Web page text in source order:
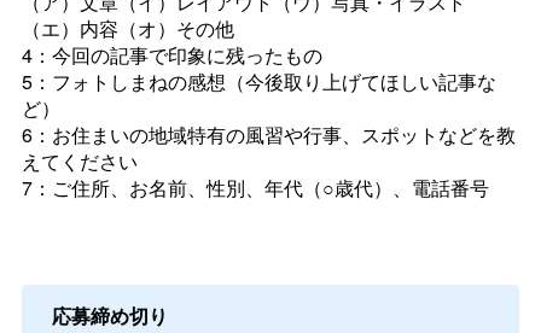
（エ）内容（オ）その他
4：今回の記事で印象に残ったもの
5：フォトしまねの感想（今後取り上げてほしい記事な
ど）
6：お住まいの地域特有の風習や行事、スポットなどを教
えてください
7：ご住所、お名前、性別、年代（○歳代）、電話番号
応募締め切り